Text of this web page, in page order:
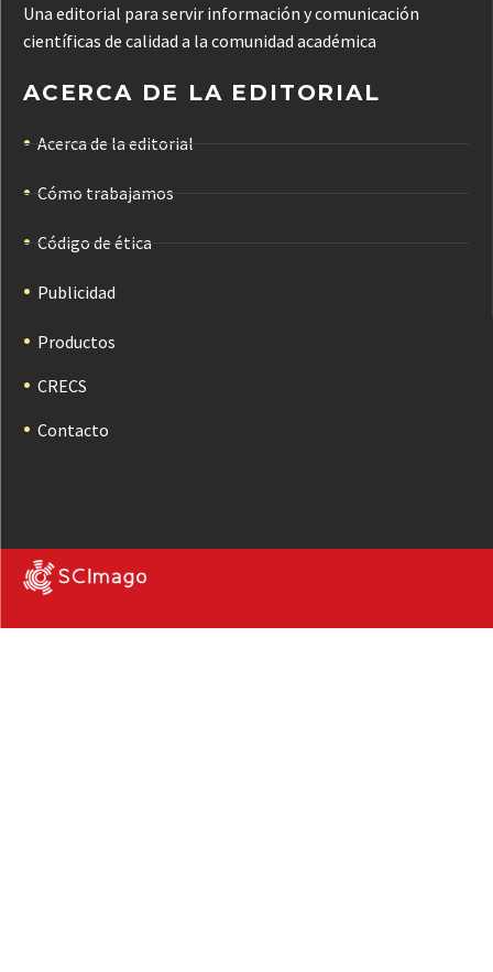
Una editorial para servir información y comunicación
científicas de calidad a la comunidad académica
ACERCA DE LA EDITORIAL
Acerca de la editorial
Cómo trabajamos
Código de ética
Publicidad
Productos
CRECS
Contacto